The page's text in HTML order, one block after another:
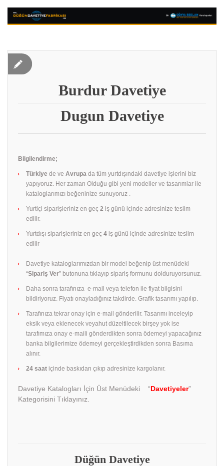
Burdur Davetiye
Dugun Davetiye
Bilgilendirme;
Türkiye de ve Avrupa da tüm yurtdışındaki davetiye işlerini biz
yapıyoruz. Her zaman Olduğu gibi yeni modeller ve tasarımlar ile
kataloglarımızı beğeninize sunuyoruz .
Yurtiçi siparişleriniz en geç 2 iş günü içinde adresinize teslim
edilir.
Yurtdışı siparişleriniz en geç 4 iş günü içinde adresinize teslim
edilir
Davetiye kataloglarımızdan bir model beğenip üst menüdeki
“Sipariş Ver” butonuna tıklayıp sipariş formunu dolduruyorsunuz.
Daha sonra tarafınıza e-mail veya telefon ile fiyat bilgisini
bildiriyoruz. Fiyatı onayladığınız takdirde. Grafik tasarımı yapılıp.
Tarafınıza tekrar onay için e-mail gönderilir. Tasarımı inceleyip
eksik veya eklenecek veyahut düzeltilecek birşey yok ise
tarafımıza onay e-maili gönderdikten sonra ödemeyi yapacağınız
banka bilgilerimize ödemeyi gerçekleştirdikden sonra Basıma
alınır.
24 saat içinde baskıdan çıkıp adresinize kargolanır.
Davetiye Katalogları İçin Üst Menüdeki “Davetiyeler”
Kategorisini Tıklayınız.
Düğün Davetiye